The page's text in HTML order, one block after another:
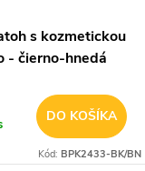
s kozmetickou
- čierno-hnedá
DO KOŠÍKA
Kód: BPK2433-BK/BN